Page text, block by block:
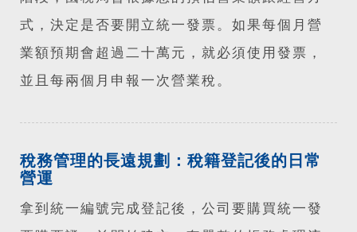
式，決定是否要開立統一發票。如果每個月營
業額預期會超過二十萬元，就必須使用發票，
並且每兩個月申報一次營業稅。
稅務管理的長遠規劃：稅籍登記後的日常
營運
拿到統一編號完成登記後，公司要購買統一發